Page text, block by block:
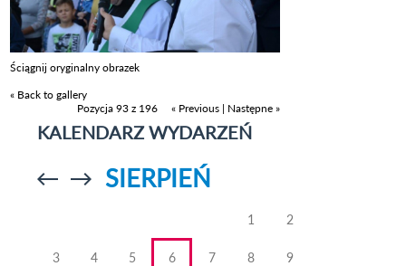
Ściągnij oryginalny obrazek
« Back to gallery
Pozycja 93 z 196
« Previous | Następne »
KALENDARZ WYDARZEŃ
Przejdź doPrzejdź do
SIERPIEŃ
1 2
3 4 5 6 7 8 9